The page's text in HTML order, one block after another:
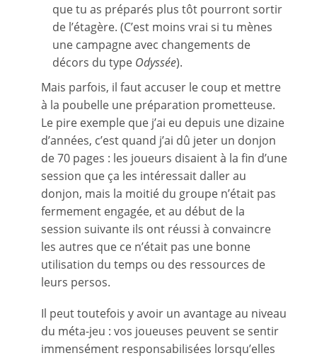
que tu as préparés plus tôt pourront sortir
de l’étagère. (C’est moins vrai si tu mènes
une campagne avec changements de
décors du type Odyssée).
Mais parfois, il faut accuser le coup et mettre
à la poubelle une préparation prometteuse.
Le pire exemple que j’ai eu depuis une dizaine
d’années, c’est quand j’ai dû jeter un donjon
de 70 pages : les joueurs disaient à la fin d’une
session que ça les intéressait daller au
donjon, mais la moitié du groupe n’était pas
fermement engagée, et au début de la
session suivante ils ont réussi à convaincre
les autres que ce n’était pas une bonne
utilisation du temps ou des ressources de
leurs persos.
Il peut toutefois y avoir un avantage au niveau
du méta-jeu : vos joueuses peuvent se sentir
immensément responsabilisées lorsqu’elles